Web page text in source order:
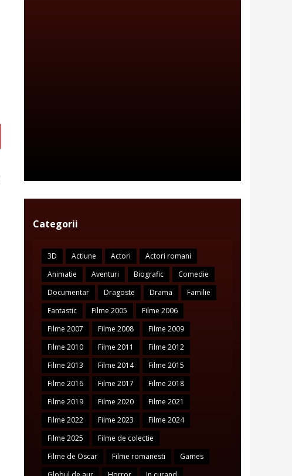
Categorii
3D Actiune Actori
Actori romani
Animatie
Aventuri Biografic
Comedie
Documentar
Dragoste Drama
Familie
Fantastic
Filme 2005
Filme 2006
Filme 2007
Filme 2008
Filme 2009
Filme 2010
Filme 2011
Filme 2012
Filme 2013
Filme 2014
Filme 2015
Filme 2016
Filme 2017
Filme 2018
Filme 2019
Filme 2020
Filme 2021
Filme 2022
Filme 2023
Filme 2024
Filme 2025
Filme de colectie
Filme de Oscar
Filme romanesti
Games